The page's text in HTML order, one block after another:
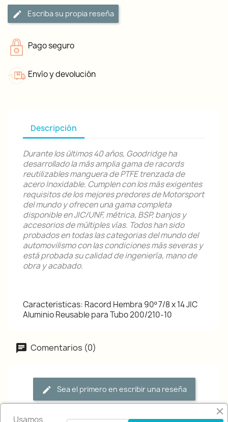
Escriba su propia reseña
Pago seguro
Envío y devolución
Descripción
Durante los últimos 40 años, Goodridge ha
desarrollado la más amplia gama de racords
reutilizables manguera de PTFE trenzada de
acero Inoxidable. Cumplen con los más exigentes
requisitos de los mejores predores de Motorsport
del mundo y ofrecen una gama completa
disponible en JIC/UNF, métrica, BSP, banjos y
accesorios de múltiples vías. Todos han sido
probados en todas las categorias del mundo del
automovilismo con las condiciones más severas y
está probada su calidad de ingeniería, mano de
obra y acabado.
Caracteristicas: Racord Hembra 90º 7/8 x 14 JIC
Aluminio Reusable para Tubo 200/210-10
Comentarios (0)
Sea el primero en escribir una reseña
Usamos